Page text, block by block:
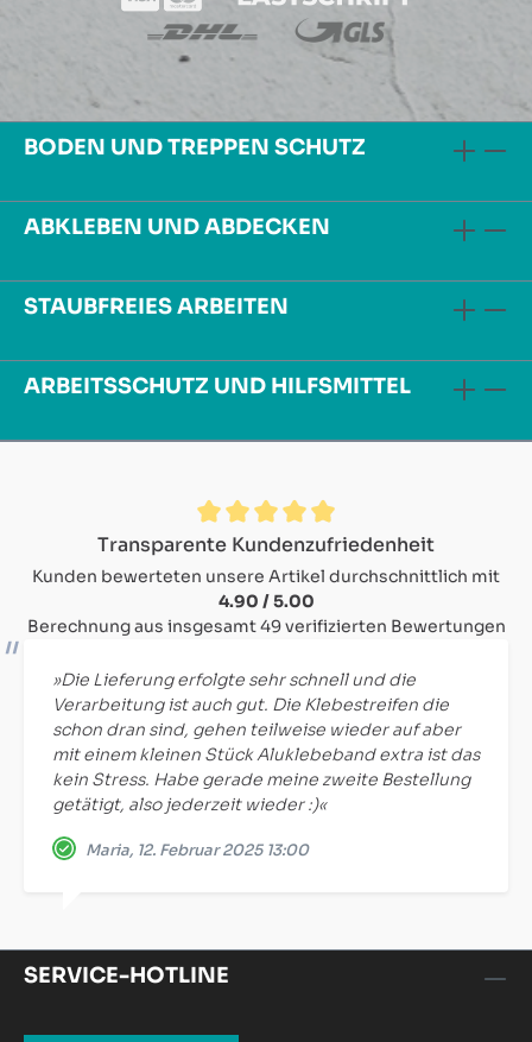
BODEN UND TREPPEN SCHUTZ
ABKLEBEN UND ABDECKEN
STAUBFREIES ARBEITEN
ARBEITSSCHUTZ UND HILFSMITTEL
Durchschnittliche Bewertung von 4.9 von 5 Sternen
Transparente Kundenzufriedenheit
Kunden bewerteten unsere Artikel durchschnittlich mit
4.90 / 5.00
Berechnung aus insgesamt 49 verifizierten Bewertungen
»Die Lieferung erfolgte sehr schnell und die
Verarbeitung ist auch gut. Die Klebestreifen die
schon dran sind, gehen teilweise wieder auf aber
mit einem kleinen Stück Aluklebeband extra ist das
kein Stress. Habe gerade meine zweite Bestellung
getätigt, also jederzeit wieder :)«
Maria, 12. Februar 2025 13:00
SERVICE-HOTLINE